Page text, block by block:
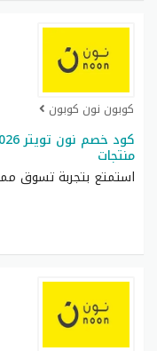
كوبون نون كوبون
منتجات
استمتع بتجربة تسوق